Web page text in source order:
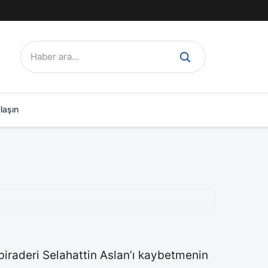
Ara:
Selahattin Aslan’ı kaybetmenin